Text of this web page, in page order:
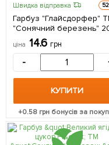
Швидка відправка
Гарбуз "Глайсдорфер"
"Сонячний березень"
ціна 14.6 грн
-
КУПИТИ
+0.58 грн бонусів за